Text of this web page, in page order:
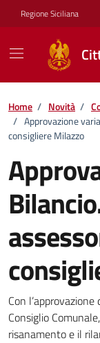
Vai ai contenuti
Vai al footer
Regione Siciliana
Home / Novità /
/ Approvazione
consigliere Milazzo
Dettagli
Con
Consiglio
risanamento e il